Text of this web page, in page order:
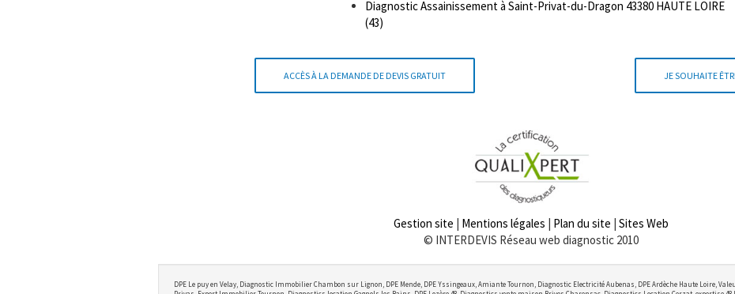
Diagnostic Assainissement à Saint-Privat-du-Dragon 43380 HAUTE LOIRE
(43)
ACCÈS À LA DEMANDE DE DEVIS GRATUIT JE SOUHAITE
Gestion site | Mentions légales | Plan du site | Sites Web
© INTERDEVIS Réseau web diagnostic 2010
DPE Le puy en Velay, Diagnostic Immobilier Chambon sur Lignon, DPE Mende, DPE Yssingeaux, Amiante Tournon, Diagnostic Electricité Aubenas, DPE Ardèche Haute Loire,